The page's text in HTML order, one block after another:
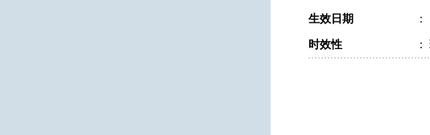
生效日期
：
时效性
：